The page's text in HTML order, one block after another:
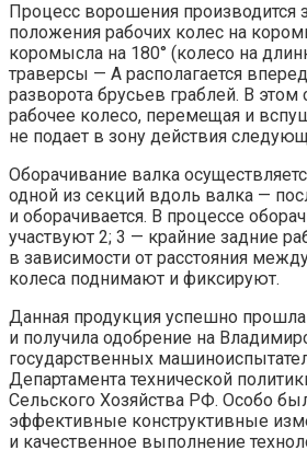
Процесс ворошения производится
положения рабочих колес на
коромысла на 180° (колесо на
траверсы — А располагается
разворота брусьев граблей. В этом
рабочее колесо, перемещая и
не подает в зону действия
Оборачивание валка
одной из секций вдоль валка —
и оборачивается. В процессе
участвуют 2; 3 — крайние задние
в зависимости от расстояния
колеса поднимают и фиксируют.
Данная продукция успешно
и получила одобрение на
государственных
Департамента технической
Сельского Хозяйства РФ. Особо
эффективные конструктивные
и качественное выполнение